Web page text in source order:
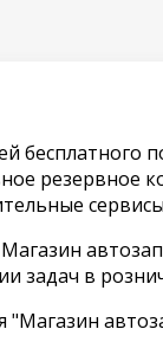
бесплатного
резервное
задач в
"Магазин